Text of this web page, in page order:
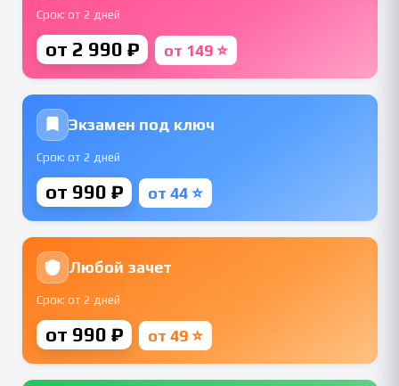
Срок: от 2 дней
от 2 990 ₽ от 149 ⭐
Экзамен под ключ
Срок: от 2 дней
от 990 ₽ от 44 ⭐
Любой зачет
Срок: от 2 дней
от 990 ₽ от 49 ⭐